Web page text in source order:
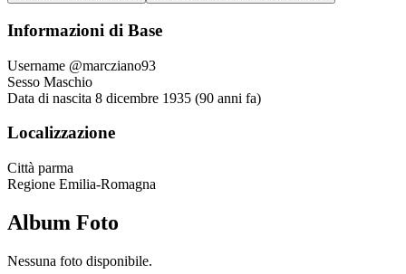
Informazioni di Base
Username @marcziano93
Sesso Maschio
Data di nascita 8 dicembre 1935 (90 anni fa)
Localizzazione
Città parma
Regione Emilia-Romagna
Album Foto
Nessuna foto disponibile.